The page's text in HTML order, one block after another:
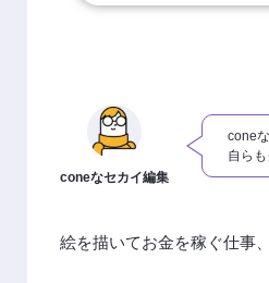
coneなセカイ編集
cone
自ら
絵を描いてお金を稼ぐ仕事